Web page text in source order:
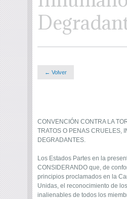
← Volver
CONVENCIÓN CONTRA LA
TRATOS O PENAS CRUELES,
DEGRADANTES.
Los Estados Partes en la
CONSIDERANDO que, de
principios proclamados en la
Unidas, el reconocimiento de
inalienables de todos los